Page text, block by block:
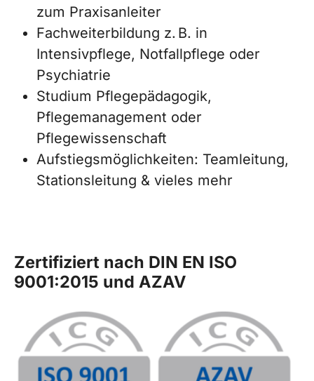
zum Praxisanleiter
Fachweiterbildung z. B. in
Intensivpflege, Notfallpflege oder
Psychiatrie
Studium Pflegepädagogik,
Pflegemanagement oder
Pflegewissenschaft
Aufstiegsmöglichkeiten: Teamleitung,
Stationsleitung & vieles mehr
Zertifiziert nach DIN EN ISO
9001:2015 und AZAV